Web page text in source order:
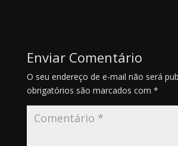
Enviar Comentário
O seu endereço de e-mail não será
obrigatórios são marcados com *